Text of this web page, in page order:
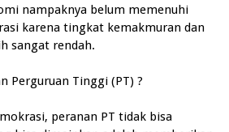
nampaknya belum memenuhi
karena tingkat kemakmuran dan
sangat rendah.
Perguruan Tinggi (PT) ?
peranan PT tidak bisa